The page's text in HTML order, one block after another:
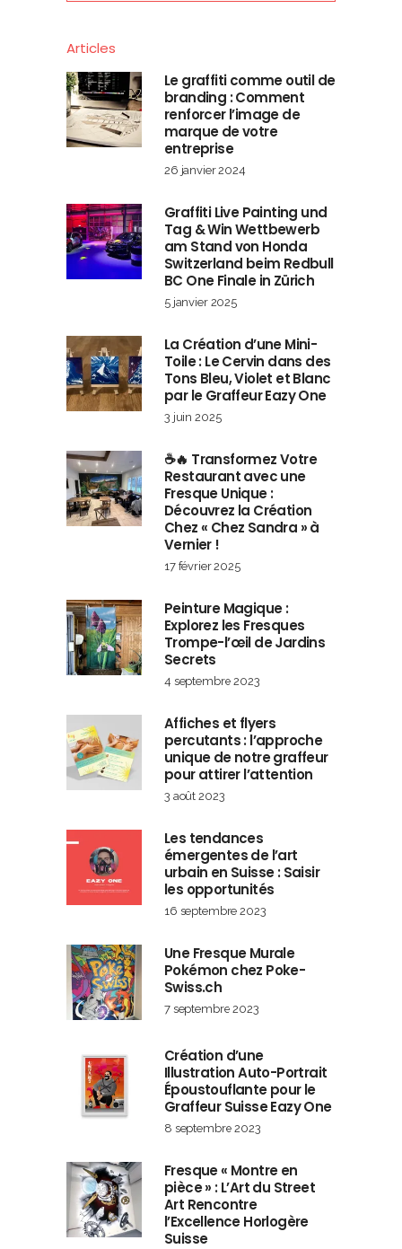
Articles
Le graffiti comme outil de
branding : Comment
renforcer l’image de
marque de votre
entreprise
26 janvier 2024
Graffiti Live Painting und
Tag & Win Wettbewerb
am Stand von Honda
Switzerland beim Redbull
BC One Finale in Zürich
5 janvier 2025
La Création d’une Mini-
Toile : Le Cervin dans des
Tons Bleu, Violet et Blanc
par le Graffeur Eazy One
3 juin 2025
☕🔥 Transformez Votre
Restaurant avec une
Fresque Unique :
Découvrez la Création
Chez « Chez Sandra » à
Vernier !
17 février 2025
Peinture Magique :
Explorez les Fresques
Trompe-l’œil de Jardins
Secrets
4 septembre 2023
Affiches et flyers
percutants : l’approche
unique de notre graffeur
pour attirer l’attention
3 août 2023
Les tendances
émergentes de l’art
urbain en Suisse : Saisir
les opportunités
16 septembre 2023
Une Fresque Murale
Pokémon chez Poke-
Swiss.ch
7 septembre 2023
Création d’une
Illustration Auto-Portrait
Époustouflante pour le
Graffeur Suisse Eazy One
8 septembre 2023
Fresque « Montre en
pièce » : L’Art du Street
Art Rencontre
l’Excellence Horlogère
Suisse